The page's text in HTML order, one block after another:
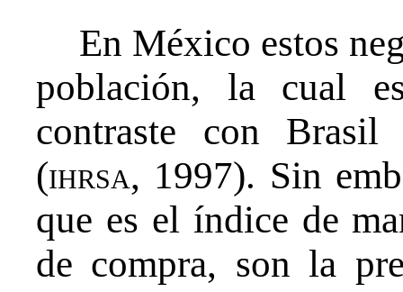
En México estos
población, la cual
contraste con
(ihrsa, 1997). Sin
que es el índice de
de compra, son la